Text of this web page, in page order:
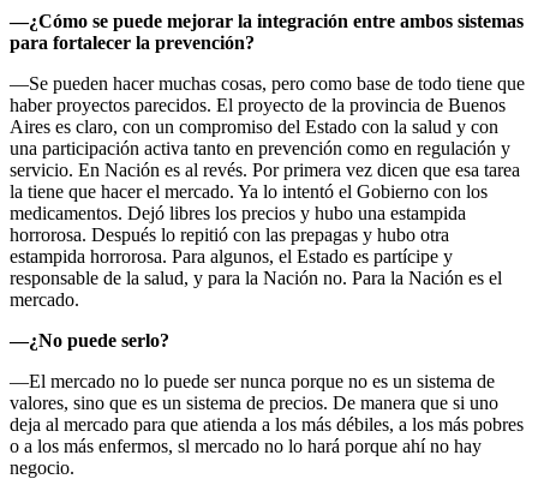
—¿Cómo se puede mejorar la integración entre ambos sistemas
para fortalecer la prevención?
—Se pueden hacer muchas cosas, pero como base de todo tiene que
haber proyectos parecidos. El proyecto de la provincia de Buenos
Aires es claro, con un compromiso del Estado con la salud y con
una participación activa tanto en prevención como en regulación y
servicio. En Nación es al revés. Por primera vez dicen que esa tarea
la tiene que hacer el mercado. Ya lo intentó el Gobierno con los
medicamentos. Dejó libres los precios y hubo una estampida
horrorosa. Después lo repitió con las prepagas y hubo otra
estampida horrorosa. Para algunos, el Estado es partícipe y
responsable de la salud, y para la Nación no. Para la Nación es el
mercado.
—¿No puede serlo?
—El mercado no lo puede ser nunca porque no es un sistema de
valores, sino que es un sistema de precios. De manera que si uno
deja al mercado para que atienda a los más débiles, a los más pobres
o a los más enfermos, sl mercado no lo hará porque ahí no hay
negocio.